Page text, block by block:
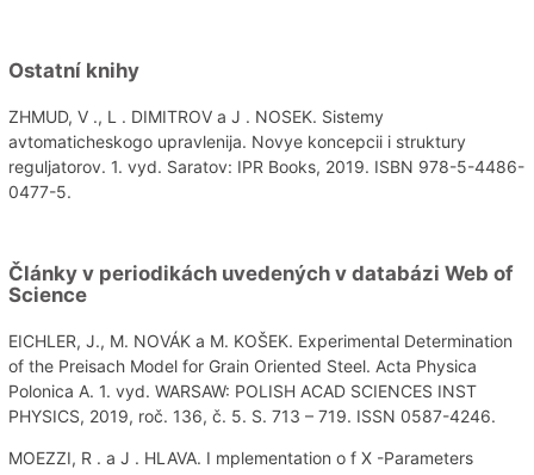
Ostatní knihy
ZHMUD, V ., L . DIMITROV a J . NOSEK. Sistemy
avtomaticheskogo upravlenija. Novye koncepcii i struktury
reguljatorov. 1. vyd. Saratov: IPR Books, 2019. ISBN 978-5-4486-
0477-5.
Články v periodikách uvedených v databázi Web of
Science
EICHLER, J., M. NOVÁK a M. KOŠEK. Experimental Determination
of the Preisach Model for Grain Oriented Steel. Acta Physica
Polonica A. 1. vyd. WARSAW: POLISH ACAD SCIENCES INST
PHYSICS, 2019, roč. 136, č. 5. S. 713 – 719. ISSN 0587-4246.
MOEZZI, R . a J . HLAVA. I mplementation o f X -Parameters